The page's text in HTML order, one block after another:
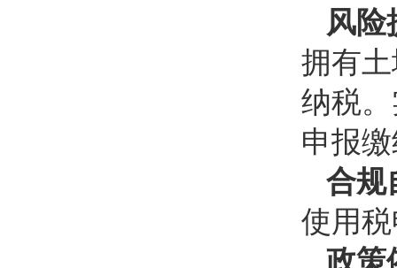
风险
拥有
纳税
申报
合规
使用
政策